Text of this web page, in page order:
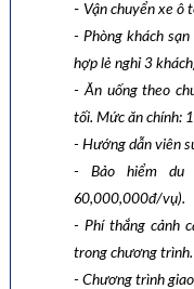
- Vận chuyển xe ô
- Phòng khách
hợp lẻ nghỉ 3
- Ăn uống theo
tối. Mức ăn chính:
- Hướng dẫn viên
- Bảo hiểm du
60,000,000đ/vụ).
- Phí thắng cảnh
trong chương trình.
- Chương trình